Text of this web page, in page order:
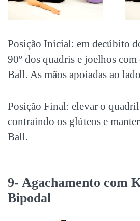
Posição Inicial: em decúbito
90º dos quadris e joelhos com
Ball. As mãos apoiadas ao
Posição Final: elevar o
contraindo os glúteos e
Ball.
9- Agachamento com
Bipodal